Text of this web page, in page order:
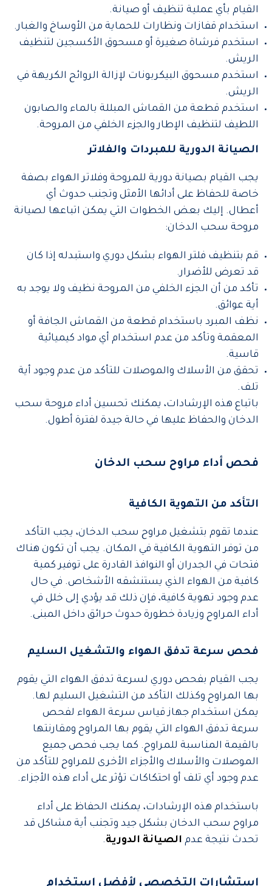
القيام بأي عملية تنظيف أو صيانة.
استخدام قفازات ونظارات للحماية من الأوساخ والغبار.
استخدم فرشاة صغيرة أو مسحوق الأكسجين لتنظيف
الريش.
استخدم مسحوق البيكربونات لإزالة الروائح الكريهة في
الريش.
استخدم قطعة من القماش المبللة بالماء والصابون
اللطيف لتنظيف الإطار والجزء الخلفي من المروحة.
الصيانة الدورية للمبردات والفلاتر
يجب القيام بصيانة دورية للمروحة وفلاتر الهواء بصفة
خاصة للحفاظ على أدائها الأمثل وتجنب حدوث أي
أعطال. إليك بعض الخطوات التي يمكن اتباعها لصيانة
مروحة سحب الدخان:
قم بتنظيف فلتر الهواء بشكل دوري واستبدله إذا كان
قد تعرض للأضرار.
تأكد من أن الجزء الخلفي من المروحة نظيف ولا يوجد به
أية عوائق.
نظف المبرد باستخدام قطعة من القماش الجافة أو
المعقمة وتأكد من عدم استخدام أي مواد كيميائية
قاسية.
تحقق من الأسلاك والموصلات للتأكد من عدم وجود أية
تلف.
باتباع هذه الإرشادات، يمكنك تحسين أداء مروحة سحب
الدخان والحفاظ عليها في حالة جيدة لفترة أطول.
فحص أداء مراوح سحب الدخان
التأكد من التهوية الكافية
عندما تقوم بتشغيل مراوح سحب الدخان، يجب التأكد
من توفر التهوية الكافية في المكان. يجب أن تكون هناك
فتحات في الجدران أو النوافذ القادرة على توفير كمية
كافية من الهواء الذي يستنشقه الأشخاص. في حال
عدم وجود تهوية كافية، فإن ذلك قد يؤدي إلى خلل في
أداء المراوح وزيادة خطورة حدوث حرائق داخل المبنى.
فحص سرعة تدفق الهواء والتشغيل السليم
يجب القيام بفحص دوري لسرعة تدفق الهواء التي يقوم
بها المراوح وكذلك التأكد من التشغيل السليم لها.
يمكن استخدام جهاز قياس سرعة الهواء لفحص
سرعة تدفق الهواء التي يقوم بها المراوح ومقارنتها
بالقيمة المناسبة للمراوح. كما يجب فحص جميع
الموصلات والأسلاك والأجزاء الأخرى للمراوح للتأكد من
عدم وجود أي تلف أو احتكاكات تؤثر على أداء هذه الأجزاء.
باستخدام هذه الإرشادات، يمكنك الحفاظ على أداء
مراوح سحب الدخان بشكل جيد وتجنب أية مشاكل قد
تحدث نتيجة عدم الصيانة الدورية.
استشارات التخصصي لأفضل استخدام